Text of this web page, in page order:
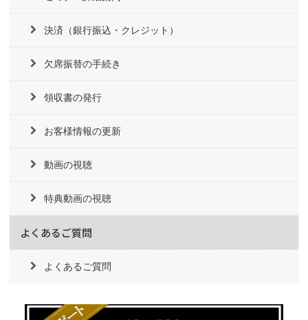
決済（銀行振込・クレジット）
欠席振替の手続き
領収書の発行
お客様情報の更新
動画の視聴
特典動画の視聴
よくあるご質問
よくあるご質問